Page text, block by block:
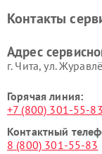
Ремонт
Контакты
Адрес
г. Чита, ул.
Горячая линия:
+7 (800) 301-55-83
Контактный
8 (800) 301-55-83